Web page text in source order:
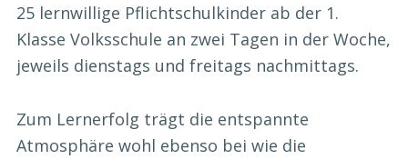
25 lernwillige Pflichtschulkinder ab der 1.
Klasse Volksschule an zwei Tagen in der Woche,
jeweils dienstags und freitags nachmittags.
Zum Lernerfolg trägt die entspannte
Atmosphäre wohl ebenso bei wie die